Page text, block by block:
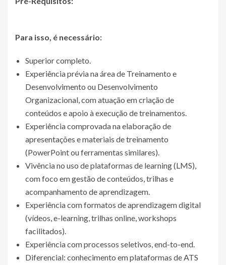
Para isso, é necessário:
Superior completo.
Experiência prévia na área de Treinamento e
Desenvolvimento ou Desenvolvimento
Organizacional, com atuação em criação de
conteúdos e apoio à execução de treinamentos.
Experiência comprovada na elaboração de
apresentações e materiais de treinamento
(PowerPoint ou ferramentas similares).
Vivência no uso de plataformas de learning (LMS),
com foco em gestão de conteúdos, trilhas e
acompanhamento de aprendizagem.
Experiência com formatos de aprendizagem digital
(vídeos, e-learning, trilhas online, workshops
facilitados).
Experiência com processos seletivos, end-to-end.
Diferencial: conhecimento em plataformas de ATS